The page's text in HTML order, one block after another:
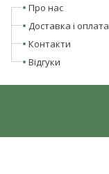
Про нас
Доставка і оплата
Контакти
Відгуки